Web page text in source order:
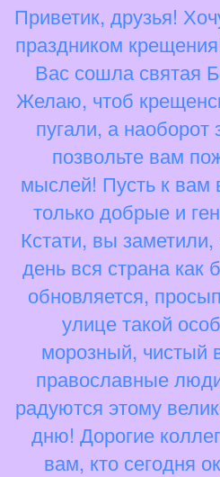
Приветик, друзья!
праздником
Вас сошла святая
Желаю, чтоб
пугали, а
позвольте вам
мыслей! Пусть к вам
только добрые и
Кстати, вы
день вся страна как
обновляется,
улице такой
морозный, чистый
православные
радуются этому
дню! Дорогие
вам, кто сегодня